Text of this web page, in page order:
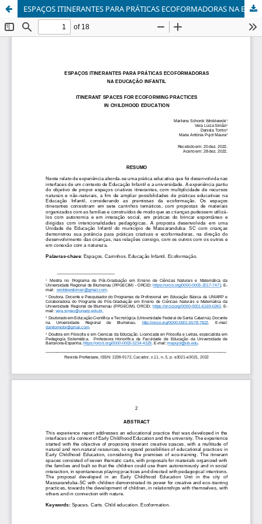
ESPAÇOS ITINERANTES PARA PRÁTICAS ECOFORMADORAS NA EDUCAÇÂO INFANTIL